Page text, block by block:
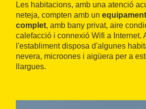
Les habitacions, amb una atenció
neteja, compten amb un
complet, amb bany privat, aire
calefacció i connexió Wifi a Internet.
l'establiment disposa d'algunes
nevera, microones i aigüera per a
llargues.